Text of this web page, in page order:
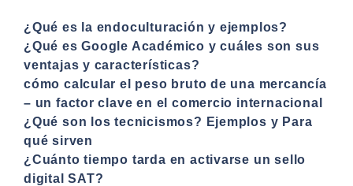
¿Qué es la endoculturación y ejemplos?
¿Qué es Google Académico y cuáles son sus
ventajas y características?
cómo calcular el peso bruto de una mercancía
– un factor clave en el comercio internacional
¿Qué son los tecnicismos? Ejemplos y Para
qué sirven
¿Cuánto tiempo tarda en activarse un sello
digital SAT?